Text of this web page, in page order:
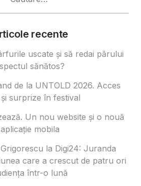
recente
uscate și să redai părului
sănătos?
de la UNTOLD 2026. Acces
surprize în festival
Un nou website și o nouă
aplicație mobila
la Digi24: Juranda
care a crescut de patru ori
într-o lună